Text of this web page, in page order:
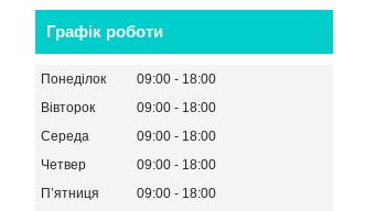
Графік роботи
Понеділок 09:00
18:00
Вівторок
09:00
18:00
Середа
09:00
18:00
Четвер
09:00
18:00
Пʼятниця
09:00
18:00